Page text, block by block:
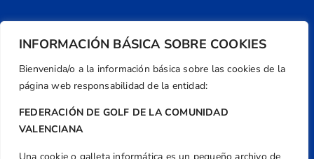
INFORMACIÓN BÁSICA SOBRE COOKIES
Bienvenida/o a la información básica sobre las cookies de la
página web responsabilidad de la entidad:
FEDERACIÓN DE GOLF DE LA COMUNIDAD
VALENCIANA